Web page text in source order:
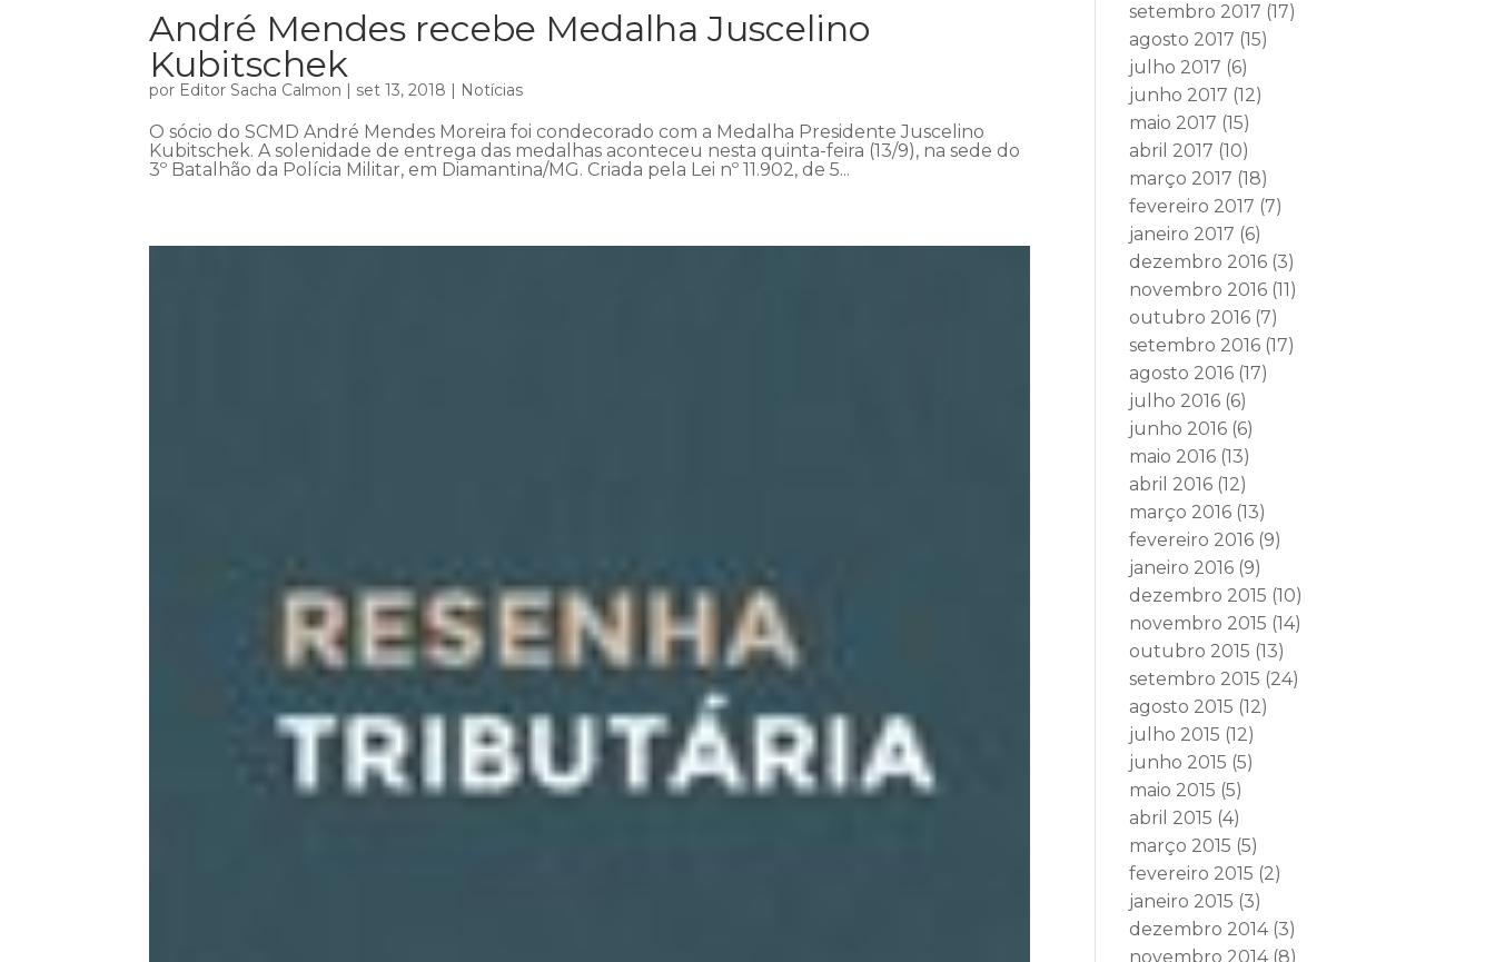
André Mendes recebe Medalha Juscelino
Kubitschek
por Editor Sacha Calmon | set 13, 2018 | Notícias
O sócio do SCMD André Mendes Moreira foi condecorado com a Medalha Presidente Juscelino
Kubitschek. A solenidade de entrega das medalhas aconteceu nesta quinta-feira (13/9), na sede do
3º Batalhão da Polícia Militar, em Diamantina/MG. Criada pela Lei nº 11.902, de 5...
setembro 2017 (17)
agosto 2017 (15)
julho 2017 (6)
junho 2017 (12)
maio 2017 (15)
abril 2017 (10)
março 2017 (18)
fevereiro 2017 (7)
janeiro 2017 (6)
dezembro 2016 (3)
novembro 2016 (11)
outubro 2016 (7)
setembro 2016 (17)
agosto 2016 (17)
julho 2016 (6)
junho 2016 (6)
maio 2016 (13)
abril 2016 (12)
março 2016 (13)
fevereiro 2016 (9)
janeiro 2016 (9)
dezembro 2015 (10)
novembro 2015 (14)
outubro 2015 (13)
setembro 2015 (24)
agosto 2015 (12)
julho 2015 (12)
junho 2015 (5)
maio 2015 (5)
abril 2015 (4)
março 2015 (5)
fevereiro 2015 (2)
janeiro 2015 (3)
dezembro 2014(3)
novembro 2014(8)